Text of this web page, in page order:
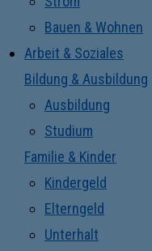
Bauen & Wohnen
Arbeit & Soziales
Bildung & Ausbildung
Ausbildung
Studium
Familie & Kinder
Kindergeld
Elterngeld
Unterhalt